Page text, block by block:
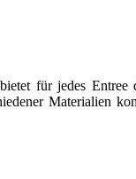
für jedes
Materialien